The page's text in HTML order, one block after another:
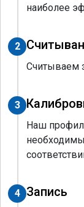
наиболее
2
Считываем
3
Наш
4 Запись